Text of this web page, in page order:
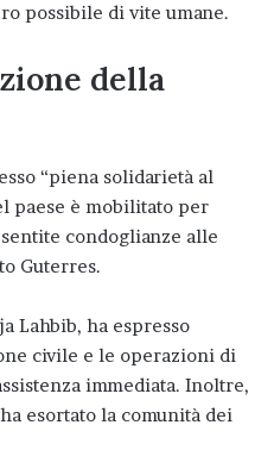
possibile di vite umane.
della
“piena solidarietà al
paese è mobilitato per
condoglianze alle
Guterres.
Lahbib, ha espresso
civile e le operazioni di
immediata. Inoltre,
esortato la comunità dei